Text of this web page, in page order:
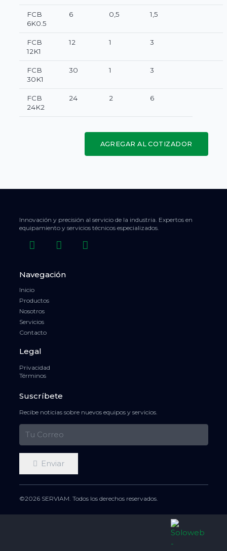
FCB
6K0.5
6 0,5 1,5
FCB
12K1
12 1 3
FCB
30K1
30 1 3
FCB
24K2
24 2 6
AGREGAR AL COTIZADOR
Innovación y precisión al servicio de la industria. Expertos en
equipamiento y servicios técnicos especializados.
Navegación
Inicio
Productos
Nosotros
Servicios
Contacto
Legal
Privacidad
Términos
Suscríbete
Recibe noticias sobre nuevos equipos y servicios.
Enviar
©2026 SERVIAM. Todos los derechos reservados.